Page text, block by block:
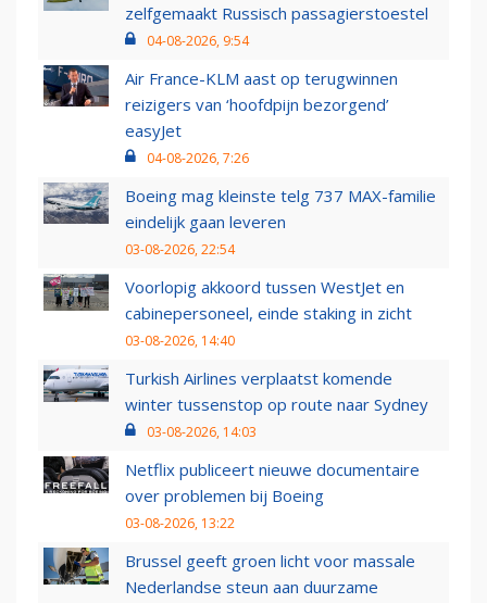
zelfgemaakt Russisch passagierstoestel
04-08-2026, 9:54
Air France-KLM aast op terugwinnen
reizigers van ‘hoofdpijn bezorgend’
easyJet
04-08-2026, 7:26
Boeing mag kleinste telg 737 MAX-familie
eindelijk gaan leveren
03-08-2026, 22:54
Voorlopig akkoord tussen WestJet en
cabinepersoneel, einde staking in zicht
03-08-2026, 14:40
Turkish Airlines verplaatst komende
winter tussenstop op route naar Sydney
03-08-2026, 14:03
Netflix publiceert nieuwe documentaire
over problemen bij Boeing
03-08-2026, 13:22
Brussel geeft groen licht voor massale
Nederlandse steun aan duurzame